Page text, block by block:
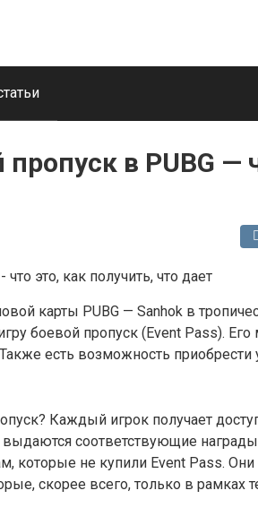
в PUBG —
карты PUBG — Sanhok в
боевой пропуск (Event Pass).
есть возможность приобрести
Каждый игрок получает
соответствующие
которые не купили Event Pass. Они
скорее всего, только в рамках